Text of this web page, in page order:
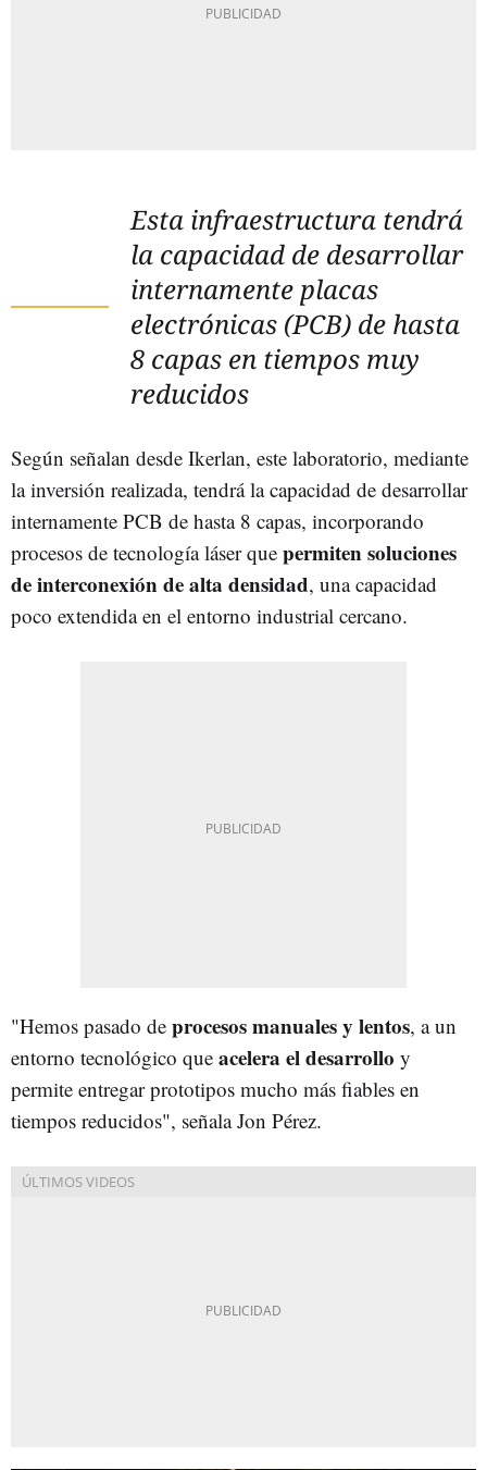
Esta infraestructura tendrá
la capacidad de desarrollar
internamente placas
electrónicas (PCB) de hasta
8 capas en tiempos muy
reducidos
Según señalan desde Ikerlan, este laboratorio, mediante
la inversión realizada, tendrá la capacidad de desarrollar
internamente PCB de hasta 8 capas, incorporando
procesos de tecnología láser que permiten soluciones
de interconexión de alta densidad, una capacidad
poco extendida en el entorno industrial cercano.
"Hemos pasado de procesos manuales y lentos, a un
entorno tecnológico que acelera el desarrollo y
permite entregar prototipos mucho más fiables en
tiempos reducidos", señala Jon Pérez.